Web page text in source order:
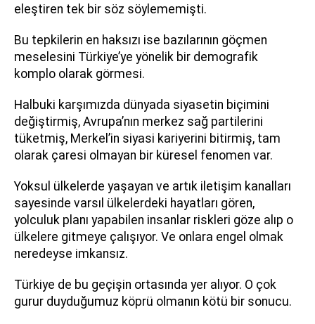
eleştiren tek bir söz söylememişti.
Bu tepkilerin en haksızı ise bazılarının göçmen
meselesini Türkiye’ye yönelik bir demografik
komplo olarak görmesi.
Halbuki karşımızda dünyada siyasetin biçimini
değiştirmiş, Avrupa’nın merkez sağ partilerini
tüketmiş, Merkel’in siyasi kariyerini bitirmiş, tam
olarak çaresi olmayan bir küresel fenomen var.
Yoksul ülkelerde yaşayan ve artık iletişim kanalları
sayesinde varsıl ülkelerdeki hayatları gören,
yolculuk planı yapabilen insanlar riskleri göze alıp o
ülkelere gitmeye çalışıyor. Ve onlara engel olmak
neredeyse imkansız.
Türkiye de bu geçişin ortasında yer alıyor. O çok
gurur duyduğumuz köprü olmanın kötü bir sonucu.